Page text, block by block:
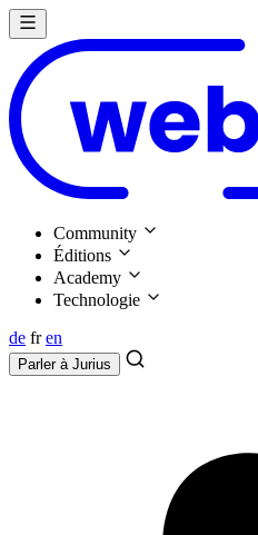
Community
Éditions
Academy
Technologie
de fr en
Parler à Jurius